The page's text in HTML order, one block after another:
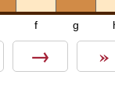
f g
→ »